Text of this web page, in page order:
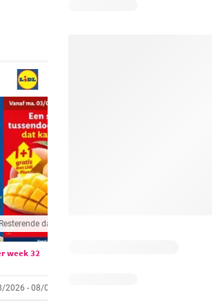
Resterende dagen: 2
week 32
2026 - 08/08/2026